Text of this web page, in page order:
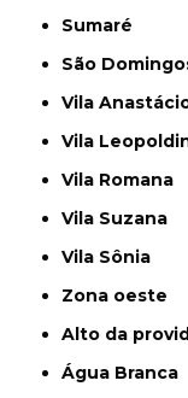
Sumaré
São
Vila
Vila
Vila Romana
Vila Suzana
Vila Sônia
Zona oeste
alto da
Água Branca